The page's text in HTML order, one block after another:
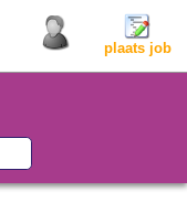
plaats job